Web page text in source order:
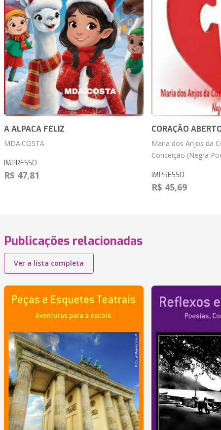
A ALPACA FELIZ
MDA.COSTA
IMPRESSO
R$ 47,81
CORAÇÃO
Maria dos Anjos da
Conceição (Negra
IMPRESSO
R$ 45,69
Publicações relacionadas
Ver a lista completa